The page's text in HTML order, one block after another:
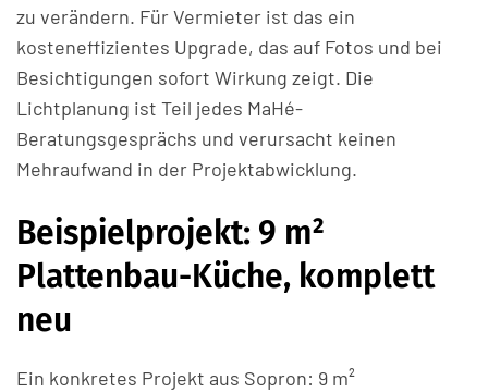
zu verändern. Für Vermieter ist das ein
kosteneffizientes Upgrade, das auf Fotos und bei
Besichtigungen sofort Wirkung zeigt. Die
Lichtplanung ist Teil jedes MaHé-
Beratungsgesprächs und verursacht keinen
Mehraufwand in der Projektabwicklung.
Beispielprojekt: 9 m²
Plattenbau-Küche, komplett
neu
Ein konkretes Projekt aus Sopron: 9 m²